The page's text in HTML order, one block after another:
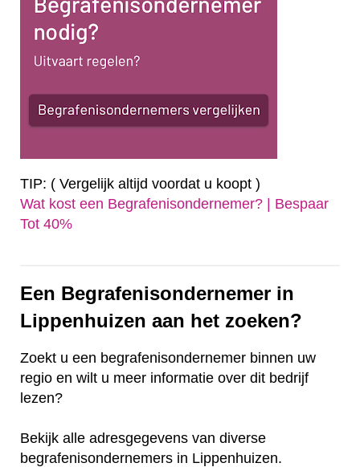
TIP: ( Vergelijk altijd voordat u koopt )
Wat kost een Begrafenisondernemer? | Bespaar
Tot 40%‎
Een Begrafenisondernemer in
Lippenhuizen aan het zoeken?
Zoekt u een begrafenisondernemer binnen uw
regio en wilt u meer informatie over dit bedrijf
lezen?
Bekijk alle adresgegevens van diverse
begrafenisondernemers in Lippenhuizen.